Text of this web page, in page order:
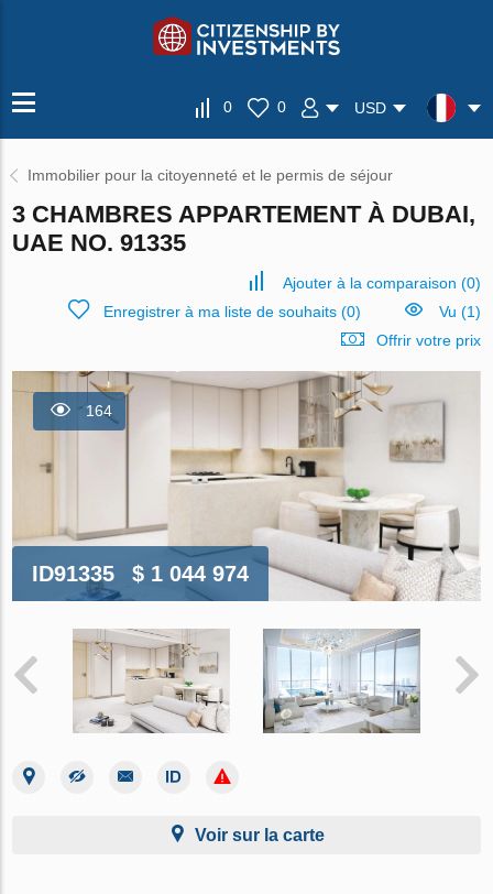
0 0 USD
Immobilier pour la citoyenneté et le permis de séjour
3 CHAMBRES APPARTEMENT À DUBAI,
UAE NO. 91335
Ajouter à la comparaison (0)
Enregistrer à ma liste de souhaits(0)
Vu (1)
Offrir votre prix
164
ID91335 $ 1 044 974
Voir sur la carte